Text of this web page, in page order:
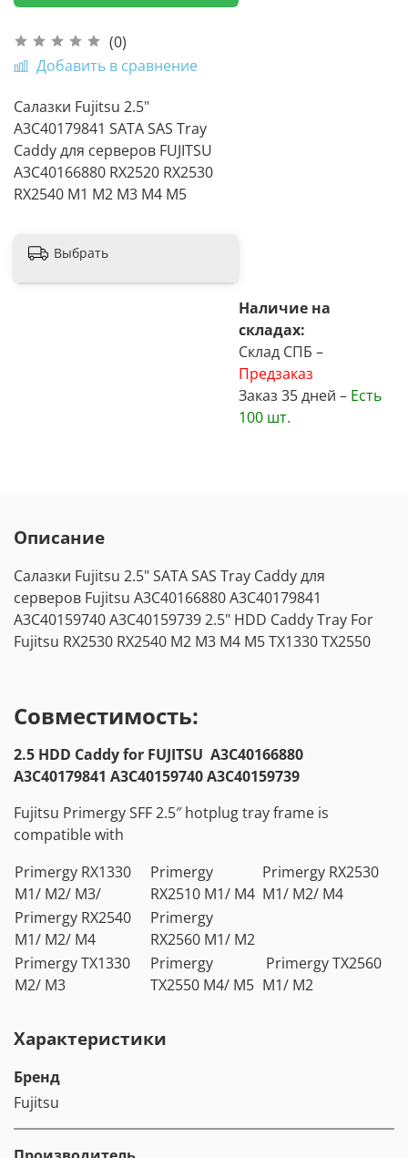
(0)
Добавить в сравнение
Наличие на
складах:
Склад СПБ –
Предзаказ
Заказ 35 дней – Есть
100 шт.
Cалазки Fujitsu 2.5"
A3C40179841 SATA SAS Tray
Caddy для серверов FUJITSU
A3C40166880 RX2520 RX2530
RX2540 M1 M2 M3 M4 M5
Выбрать
Описание
Cалазки Fujitsu 2.5" SATA SAS Tray Caddy для
серверов Fujitsu A3C40166880 A3C40179841
A3C40159740 A3C40159739 2.5" HDD Caddy Tray For
Fujitsu RX2530 RX2540 M2 M3 M4 M5 TX1330 TX2550
Совместимость:
2.5 HDD Caddy for FUJITSU A3C40166880
A3C40179841 A3C40159740 A3C40159739
Fujitsu Primergy SFF 2.5″ hotplug tray frame is
compatible with
Primergy RX1330
M1/ M2/ M3/
Primergy
RX2510 M1/ M4
Primergy RX2530
M1/ M2/ M4
Primergy RX2540
M1/ M2/ M4
Primergy
RX2560 M1/ M2
Primergy TX1330
M2/ M3
Primergy
TX2550 M4/ M5
Primergy TX2560
M1/ M2
Характеристики
Бренд
Fujitsu